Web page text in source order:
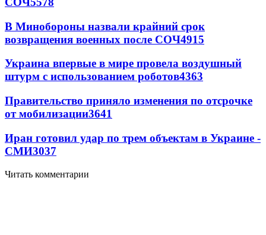
В Минобороны назвали крайний срок
возвращения военных после СОЧ4915
Украина впервые в мире провела воздушный
штурм с использованием роботов4363
Правительство приняло изменения по отсрочке
от мобилизации3641
Иран готовил удар по трем объектам в Украине -
СМИ3037
Читать комментарии